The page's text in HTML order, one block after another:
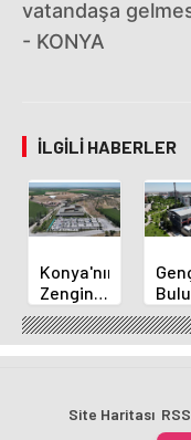
vatandaşa
- KONYA
İLGILI HABERLER
Konya'nın
Zengin
Mutfağı
GastroFest'te
Tanıtılacak
Site Haritası